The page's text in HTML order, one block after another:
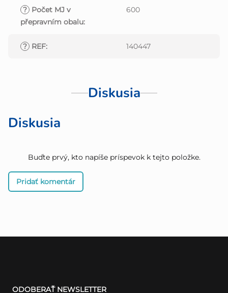
? Počet MJ v
přepravním obalu:
600
? REF: 140447
Diskusia
Diskusia
Buďte prvý, kto napíše príspevok k tejto položke.
Pridať komentár
ODOBERAŤ NEWSLETTER